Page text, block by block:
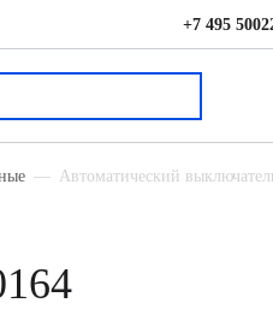
+7 495
Автоматический